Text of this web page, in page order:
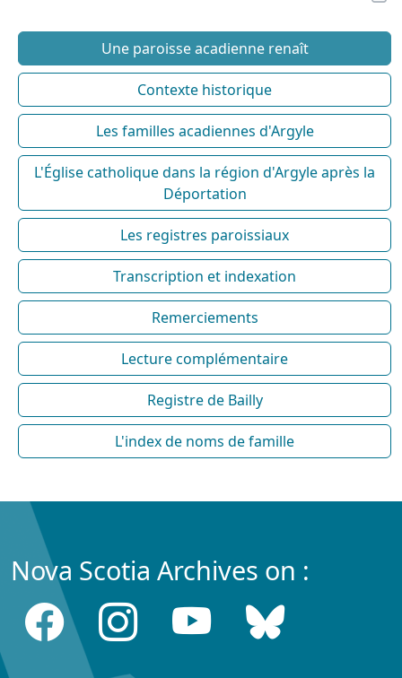
Une paroisse acadienne renaît
Contexte historique
Les familles acadiennes d'Argyle
L'Église catholique dans la région d'Argyle après la
Déportation
Les registres paroissiaux
Transcription et indexation
Remerciements
Lecture complémentaire
Registre de Bailly
L'index de noms de famille
Nova Scotia Archives on :